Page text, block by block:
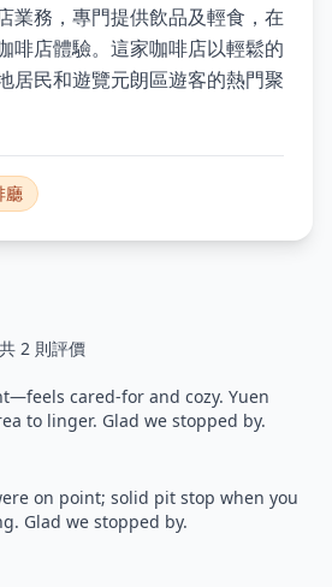
業務，專門提供飲品及輕食，在
啡店體驗。這家咖啡店以輕鬆的
居民和遊覽元朗區遊客的熱門聚
廳
2 則評價
cared-for and cozy. Yuen
to linger. Glad we stopped by.
on point; solid pit stop when you
Glad we stopped by.